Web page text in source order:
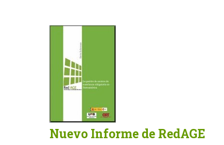
Nuevo Informe de RedAGE